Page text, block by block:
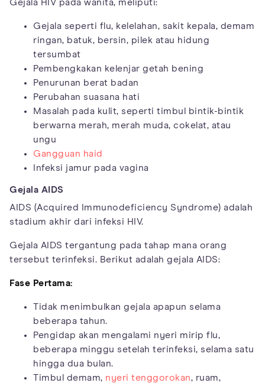
Gejala HIV pada wanita, meliputi:
Gejala seperti flu, kelelahan, sakit kepala, demam
ringan, batuk, bersin, pilek atau hidung
tersumbat
Pembengkakan kelenjar getah bening
Penurunan berat badan
Perubahan suasana hati
Masalah pada kulit, seperti timbul bintik-bintik
berwarna merah, merah muda, cokelat, atau
ungu
Gangguan haid
Infeksi jamur pada vagina
Gejala AIDS
AIDS (Acquired Immunodeficiency Syndrome) adalah
stadium akhir dari infeksi HIV.
Gejala AIDS tergantung pada tahap mana orang
tersebut terinfeksi. Berikut adalah gejala AIDS:
Fase Pertama:
Tidak menimbulkan gejala apapun selama
beberapa tahun.
Pengidap akan mengalami nyeri mirip flu,
beberapa minggu setelah terinfeksi, selama satu
hingga dua bulan.
Timbul demam, nyeri tenggorokan, ruam,